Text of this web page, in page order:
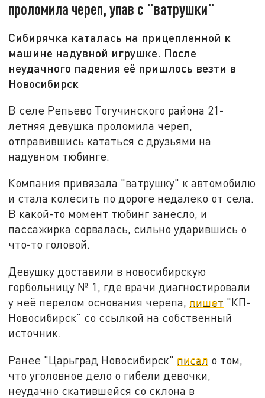
проломила череп, упав с "ватрушки"
Сибирячка каталась на прицепленной к
машине надувной игрушке. После
неудачного падения её пришлось везти в
Новосибирск
В селе Репьево Тогучинского района 21-
летняя девушка проломила череп,
отправившись кататься с друзьями на
надувном тюбинге.
Компания привязала "ватрушку" к автомобилю
и стала колесить по дороге недалеко от села.
В какой-то момент тюбинг занесло, и
пассажирка сорвалась, сильно ударившись о
что-то головой.
Девушку доставили в новосибирскую
горбольницу № 1, где врачи диагностировали
у неё перелом основания черепа, пишет "КП-
Новосибирск" со ссылкой на собственный
источник.
Ранее "Царьград Новосибирск" писал о том,
что уголовное дело о гибели девочки,
неудачно скатившейся со склона в